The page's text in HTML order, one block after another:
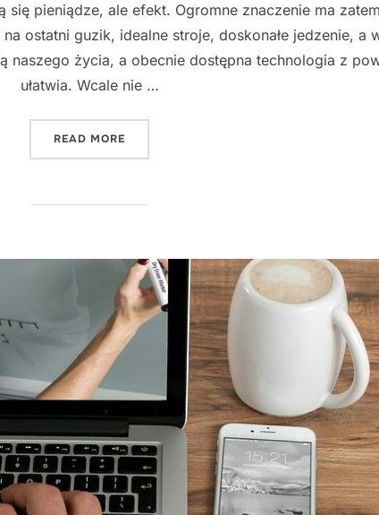
pieniądze, ale efekt. Ogromne znaczenie ma
ostatni guzik, idealne stroje, doskonałe jedzenie, a
naszego życia, a obecnie dostępna technologia z
ułatwia. Wcale nie …
READ MORE